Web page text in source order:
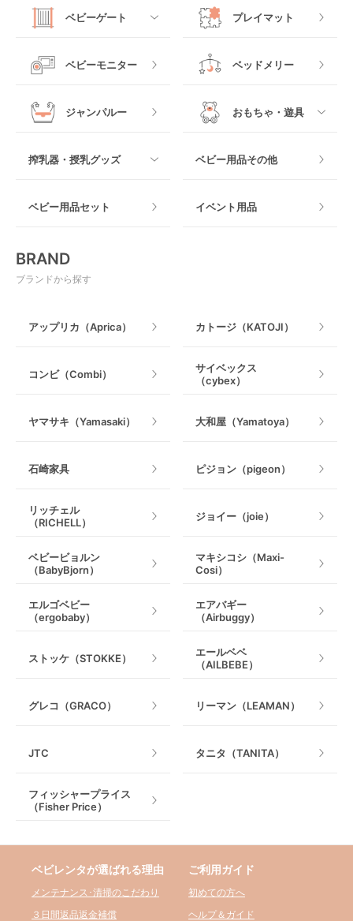
マットレス・布団
ベビーベッドその他
チャイルドシートその
他
ロッキングタイプ テーブルチェア
ヒップシート
抱っこ紐その他
すべて
木製
マット製
ベビーゲート
すべて
プレイマット
ベビーモニター ベッドメリー
ジャンパルー おもちゃ・遊具
室内遊具
搾乳器・授乳グッズ
授乳グッズ・ママ用品
ベビー用品その他
ベビー用品セット イベント用品
BRAND
ブランドから探す
アップリカ（Aprica） カトージ（KATOJI）
コンビ（Combi）
サイベックス
（cybex）
ヤマサキ（Yamasaki） 大和屋（Yamatoya）
石崎家具 ピジョン（pigeon）
リッチェル
（RICHELL）
ジョイー（joie）
ベビービョルン
（BabyBjorn）
マキシコシ（Maxi-
Cosi）
エルゴベビー
（ergobaby）
エアバギー
（Airbuggy）
ストッケ（STOKKE）
エールベベ
（AILBEBE）
グレコ（GRACO） リーマン（LEAMAN）
JTC タニタ（TANITA）
フィッシャープライス
（Fisher Price）
ベビレンタが選ばれる理由
メンテナンス･清掃のこだわり
３日間返品返金補償
ご利用ガイド
初めての方へ
ヘルプ＆ガイド